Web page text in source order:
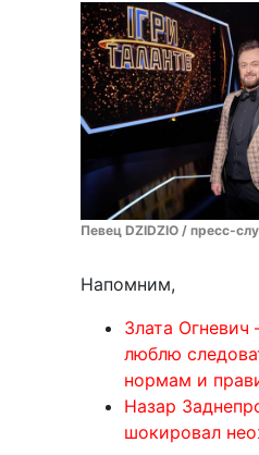
Певец DZIDZIO / пресс-
Напомним,
Злата Огневич
люблю
нормам и
Назар
шокировал